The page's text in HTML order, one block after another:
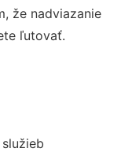
že nadviazanie
ľutovať.